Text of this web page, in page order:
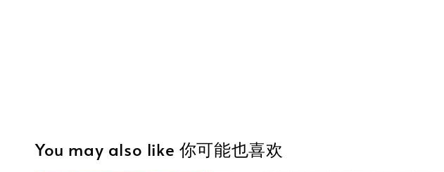
You may also like 你可能也喜欢